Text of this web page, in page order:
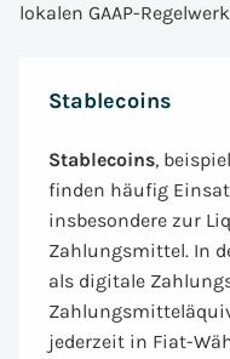
lokalen GAAP-
Stablecoins
Stablecoins,
finden häufig
insbesondere zur
Zahlungsmittel. In
als digitale
jederzeit in Fiat-